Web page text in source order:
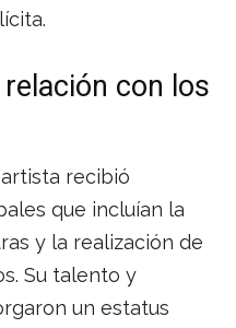
con los
recibió
que incluían la
y la realización de
Su talento y
un estatus